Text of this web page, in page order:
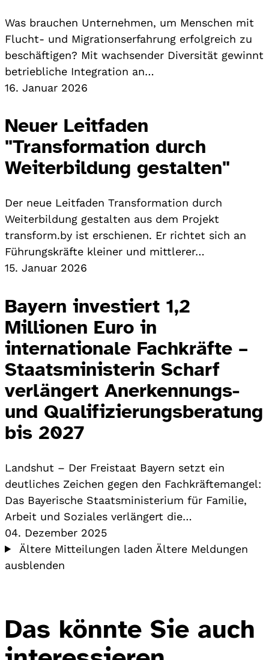
Was brauchen Unternehmen, um Menschen mit
Flucht- und Migrationserfahrung erfolgreich zu
beschäftigen? Mit wachsender Diversität gewinnt
betriebliche Integration an…
16. Januar 2026
Neuer Leitfaden
"Transformation durch
Weiterbildung gestalten"
Der neue Leitfaden Transformation durch
Weiterbildung gestalten aus dem Projekt
transform.by ist erschienen. Er richtet sich an
Führungskräfte kleiner und mittlerer…
15. Januar 2026
Bayern investiert 1,2
Millionen Euro in
internationale Fachkräfte –
Staatsministerin Scharf
verlängert Anerkennungs-
und Qualifizierungsberatung
bis 2027
Landshut – Der Freistaat Bayern setzt ein
deutliches Zeichen gegen den Fachkräftemangel:
Das Bayerische Staatsministerium für Familie,
Arbeit und Soziales verlängert die…
04. Dezember 2025
Ältere Mitteilungen laden Ältere Meldungen
ausblenden
Das könnte Sie auch